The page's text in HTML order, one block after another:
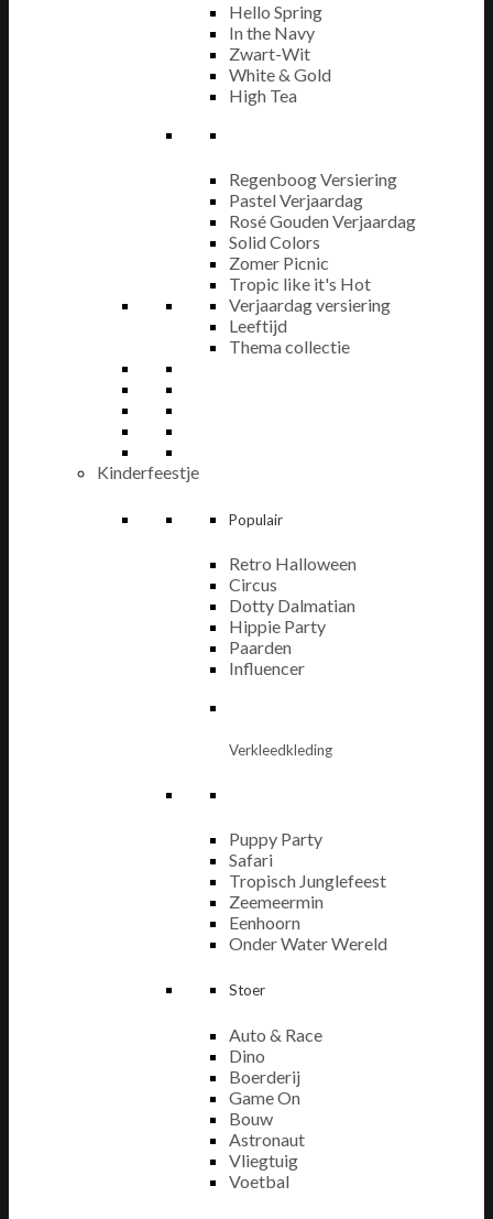
Hello Spring
In the Navy
Zwart-Wit
White & Gold
High Tea
Regenboog Versiering
Pastel Verjaardag
Rosé Gouden Verjaardag
Solid Colors
Zomer Picnic
Tropic like it's Hot
Verjaardag versiering
Leeftijd
Thema collectie
Kinderfeestje
Populair
Retro Halloween
Circus
Dotty Dalmatian
Hippie Party
Paarden
Influencer
Verkleedkleding
Puppy Party
Safari
Tropisch Junglefeest
Zeemeermin
Eenhoorn
Onder Water Wereld
Stoer
Auto & Race
Dino
Boerderij
Game On
Bouw
Astronaut
Vliegtuig
Voetbal